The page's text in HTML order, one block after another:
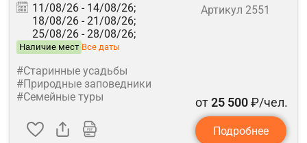
11/08/26 - 14/08/26;
18/08/26 - 21/08/26;
25/08/26 - 28/08/26;
Наличие мест Все даты
Артикул 2551
#Старинные усадьбы
#Природные заповедники
#Семейные туры
от25 500₽/чел.
Подробнее